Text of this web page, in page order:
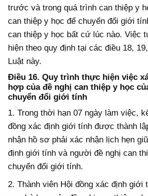
trước và trong quá trình can thiệp y
can thiệp y học để chuyển đổi giới
can thiệp y học bất cứ lúc nào. Việc
hiện theo quy định tại các điều 18,
Luật này.
Điều 16. Quy trình thực hiện việc
hợp của đề nghị can thiệp y học
chuyển đổi giới tính
1. Trong thời hạn 07 ngày làm việc,
đồng xác định giới tính được thành
nhận hồ sơ phải xác nhận lịch hẹn
định giới tính và người đề nghị can
chuyển đổi giới tính.
2. Thành viên Hội đồng xác định giới